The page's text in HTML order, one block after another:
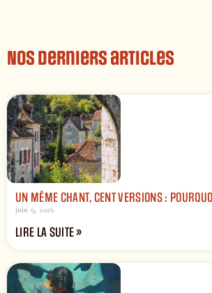
Nos derniers articles
UN MÊME CHANT, CENT VERSIONS :
juin 9, 2026
LIRE LA SUITE »